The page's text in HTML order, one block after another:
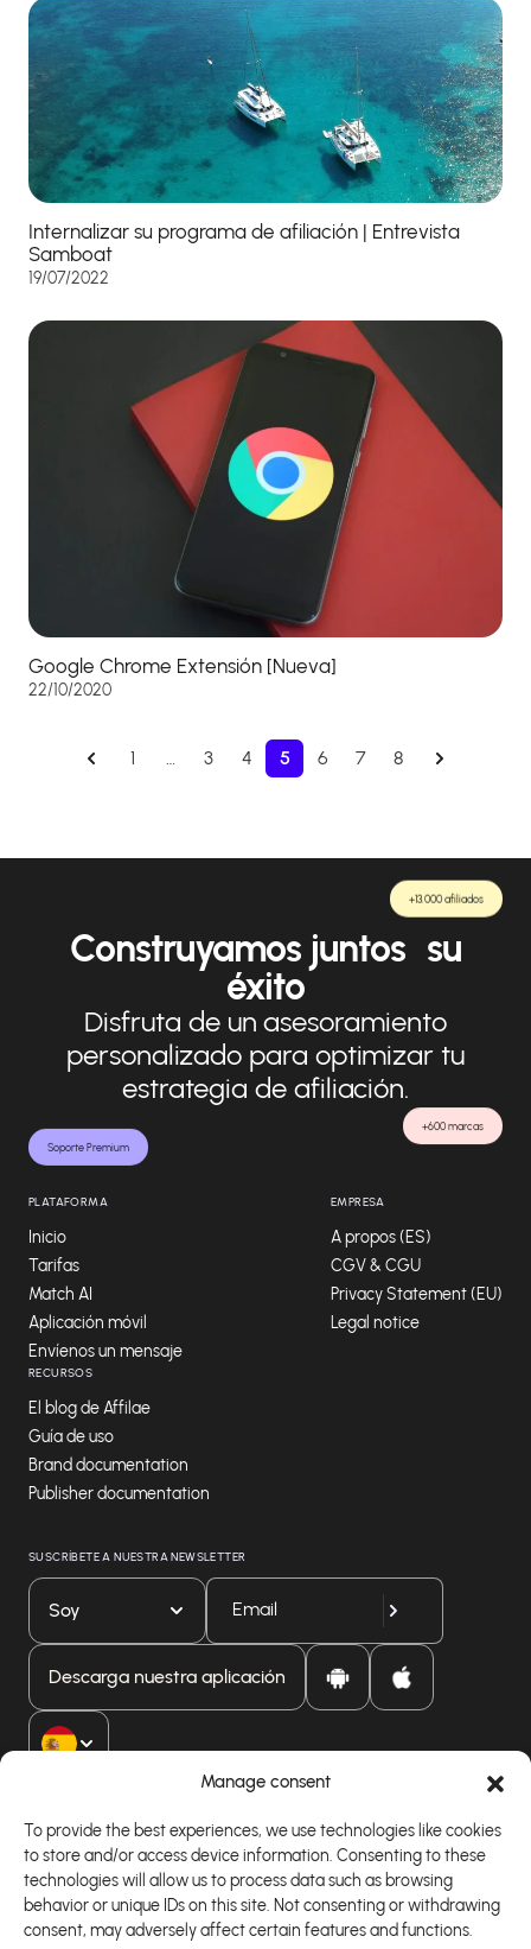
Manage consent
To provide the best experiences, we use technologies like cookies
to store and/or access device information. Consenting to these
technologies will allow us to process data such as browsing
behavior or unique IDs on this site. Not consenting or withdrawing
consent, may adversely affect certain features and functions.
Internalizar su programa de afiliación | Entrevista
Samboat
19/07/2022
Google Chrome Extensión [Nueva]
22/10/2020
1 3 4 5 6 7 8
Soporte Premium
+600 marcas
+13.000 afiliados
Construyamos juntos su
éxito
Disfruta de un asesoramiento
personalizado para optimizar tu
estrategia de afiliación.
PLATAFORMA
Inicio
Tarifas
Match AI
Aplicación móvil
Envíenos un mensaje
EMPRESA
A propos (ES)
CGV & CGU
Privacy Statement (EU)
Legal notice
RECURSOS
El blog de Affilae
Guía de uso
Brand documentation
Publisher documentation
SUSCRÍBETE A NUESTRA NEWSLETTER
Soy
Descarga nuestra aplicación